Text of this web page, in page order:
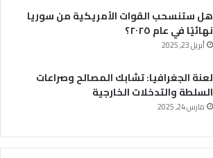
هل ستنسحب القوات الأمريكية من سوريا
نهائيًا في عام ٢٠٢٥؟
أبريل 23, 2025
لعنة الجغرافيا: تشابك المصالح وصراعات
السلطة والتدخلات الخارجية
مارس 24, 2025